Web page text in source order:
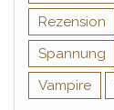
Rezension
Spannung
Vampire